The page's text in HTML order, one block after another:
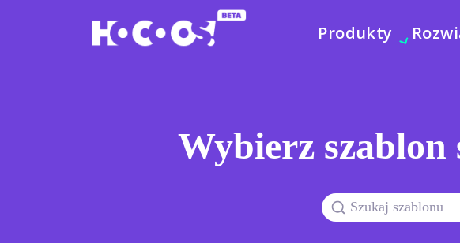
Produkty
Wybierz